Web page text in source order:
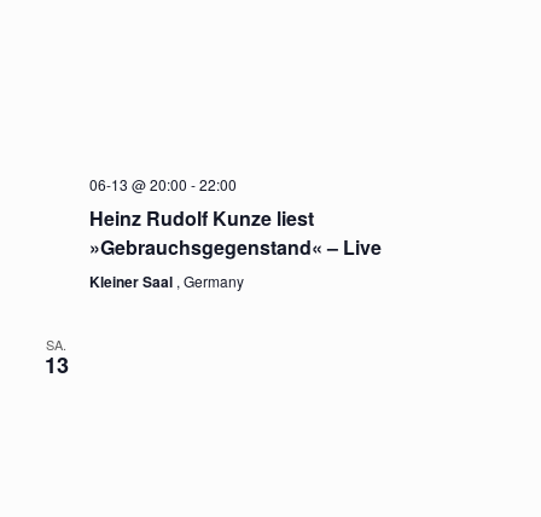
06-13 @ 20:00 -22:00
Heinz Rudolf Kunze liest
»Gebrauchsgegenstand« – Live
Kleiner Saal , Germany
SA.
13